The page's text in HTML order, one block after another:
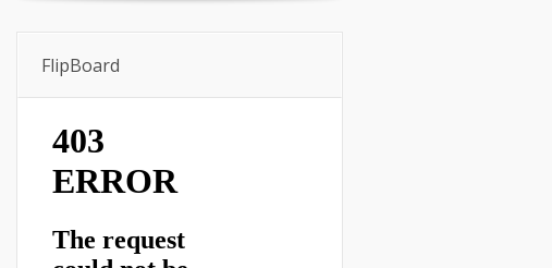
FlipBoard